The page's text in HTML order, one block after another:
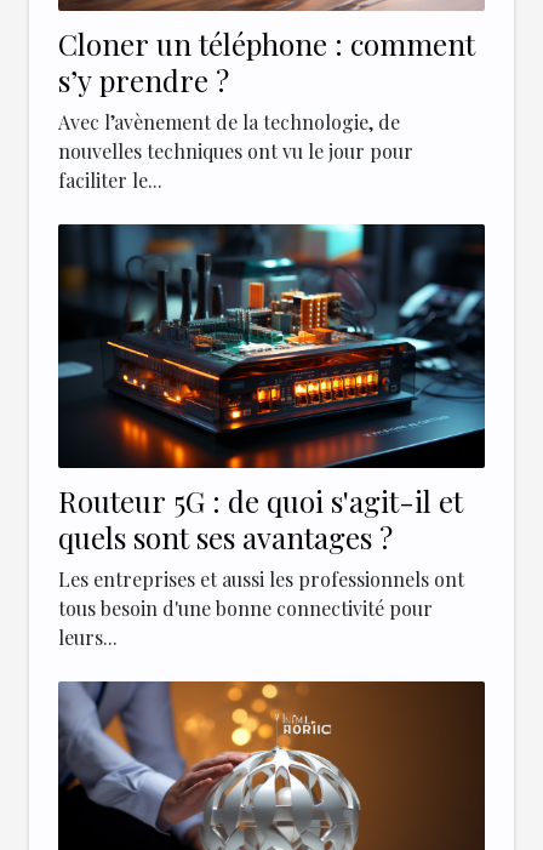
Cloner un téléphone : comment
s’y prendre ?
Avec l’avènement de la technologie, de
nouvelles techniques ont vu le jour pour
faciliter le...
Routeur 5G : de quoi s'agit-il et
quels sont ses avantages ?
Les entreprises et aussi les professionnels ont
tous besoin d'une bonne connectivité pour
leurs...